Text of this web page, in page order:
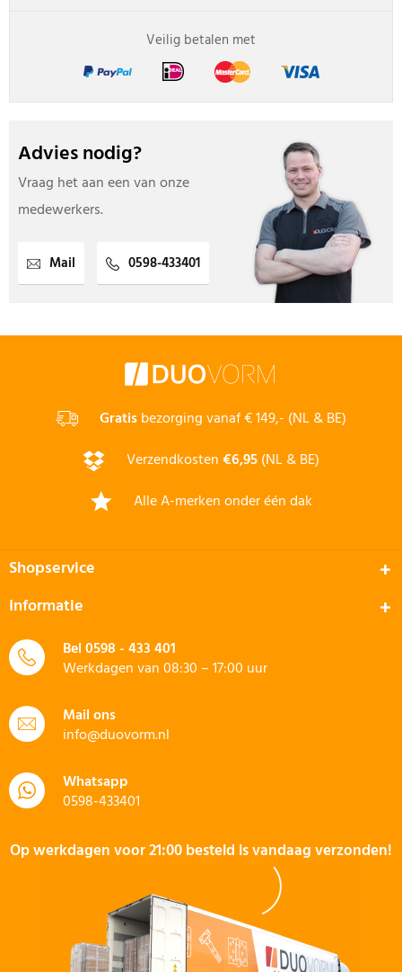
Veilig betalen met
Advies nodig?
Vraag het aan een van onze
medewerkers.
Mail 0598-433401
Gratisbezorging vanaf € 149,- (NL & BE)
Verzendkosten€6,95(NL & BE)
Alle A-merken onder één dak
Shopservice
Informatie
Bel0598 - 433 401
Werkdagen van 08:30 – 17:00 uur
Mail ons
info@duovorm.nl
Whatsapp
0598-433401
Op werkdagen voor 21:00 besteld is vandaag verzonden!